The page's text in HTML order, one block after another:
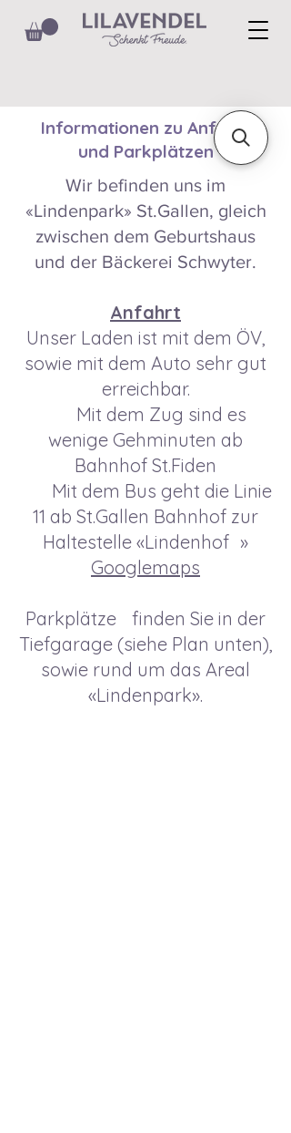
Informationen zu Anfahrt
und Parkplätzen
Wir befinden uns im
«Lindenpark» St.Gallen, gleich
zwischen dem Geburtshaus
und der Bäckerei Schwyter.
Anfahrt
Unser Laden ist mit dem ÖV,
sowie mit dem Auto sehr gut
erreichbar.
Mit dem Zug sind es
wenige Gehminuten ab
Bahnhof St.Fiden
Mit dem Bus geht die Linie
11 ab St.Gallen Bahnhof zur
Haltestelle «Lindenhof »
Googlemaps
Parkplätze finden Sie in der
Tiefgarage (siehe Plan unten),
sowie rund um das Areal
«Lindenpark».